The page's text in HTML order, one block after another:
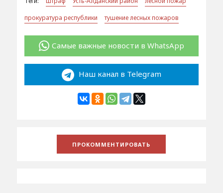
прокуратура республики
тушение лесных пожаров
Самые важные новости в WhatsApp
Наш канал в Telegram